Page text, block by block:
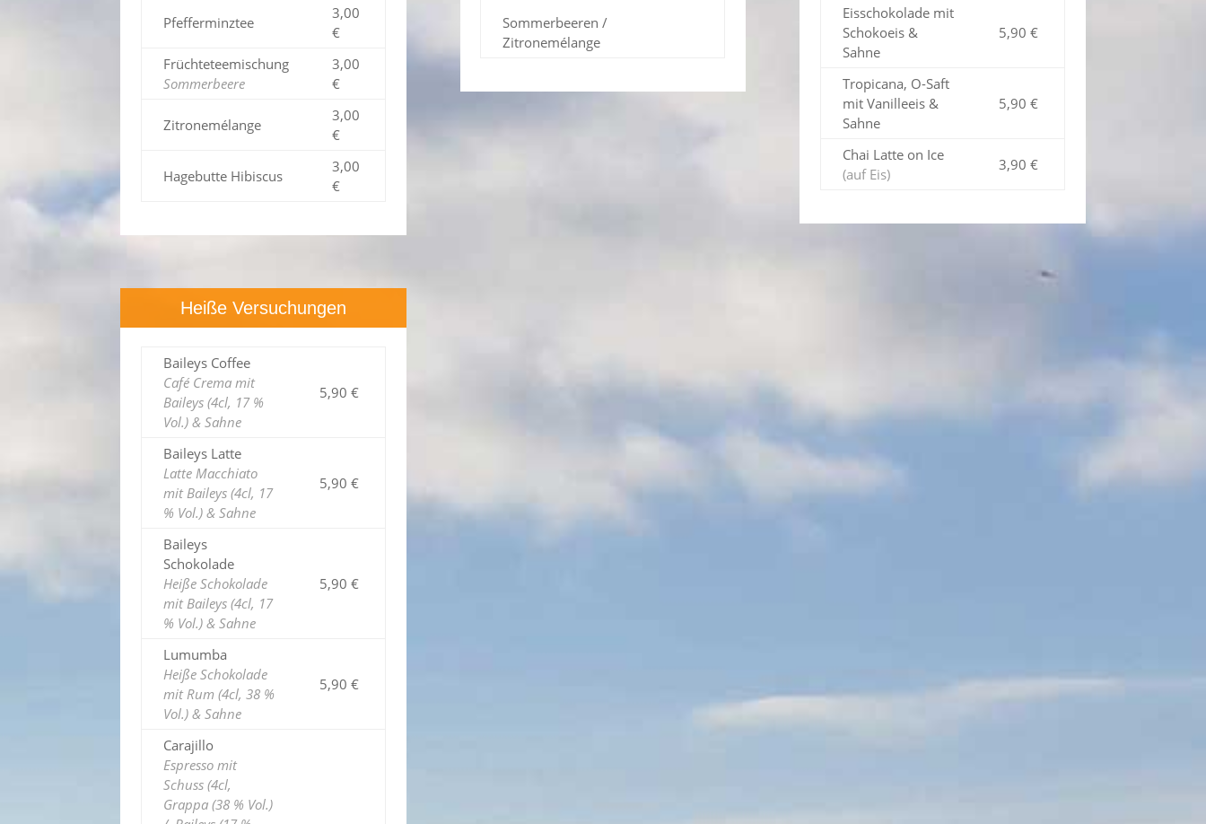
Pfefferminztee
3,00
€
Früchteteemischung
Sommerbeere
3,00
€
Zitronemélange
3,00
€
Hagebutte Hibiscus
3,00
€
Sommerbeeren /
Zitronemélange
Eisschokolade mit
Schokoeis &
Sahne
5,90 €
Tropicana, O-Saft
mit Vanilleeis &
Sahne
5,90 €
Chai Latte on Ice
(auf Eis)
3,90 €
Heiße Versuchungen
Baileys Coffee
Café Crema mit
Baileys (4cl, 17 %
Vol.) & Sahne
5,90 €
Baileys Latte
Latte Macchiato
mit Baileys (4cl, 17
% Vol.) & Sahne
5,90 €
Baileys
Schokolade
Heiße Schokolade
mit Baileys (4cl, 17
% Vol.) & Sahne
5,90 €
Lumumba
Heiße Schokolade
mit Rum (4cl, 38 %
Vol.) & Sahne
5,90 €
Carajillo
Espresso mit
Schuss (4cl,
Grappa (38 % Vol.)